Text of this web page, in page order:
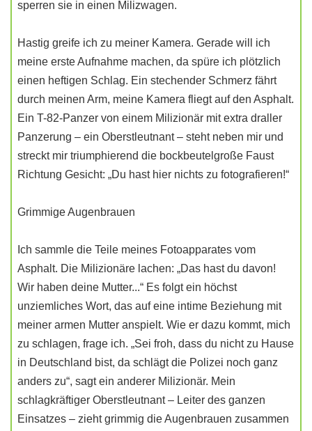
sperren sie in einen Milizwagen.
Hastig greife ich zu meiner Kamera. Gerade will ich
meine erste Aufnahme machen, da spüre ich plötzlich
einen heftigen Schlag. Ein stechender Schmerz fährt
durch meinen Arm, meine Kamera fliegt auf den Asphalt.
Ein T-82-Panzer von einem Milizionär mit extra draller
Panzerung – ein Oberstleutnant – steht neben mir und
streckt mir triumphierend die bockbeutelgroße Faust
Richtung Gesicht: „Du hast hier nichts zu fotografieren!“
Grimmige Augenbrauen
Ich sammle die Teile meines Fotoapparates vom
Asphalt. Die Milizionäre lachen: „Das hast du davon!
Wir haben deine Mutter...“ Es folgt ein höchst
unziemliches Wort, das auf eine intime Beziehung mit
meiner armen Mutter anspielt. Wie er dazu kommt, mich
zu schlagen, frage ich. „Sei froh, dass du nicht zu Hause
in Deutschland bist, da schlägt die Polizei noch ganz
anders zu“, sagt ein anderer Milizionär. Mein
schlagkräftiger Oberstleutnant – Leiter des ganzen
Einsatzes – zieht grimmig die Augenbrauen zusammen